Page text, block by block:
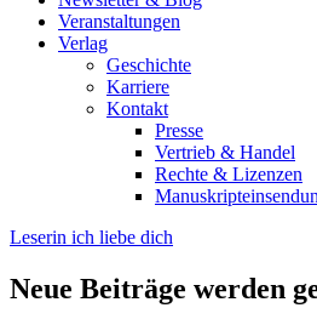
Veranstaltungen
Verlag
Geschichte
Karriere
Kontakt
Presse
Vertrieb & Handel
Rechte & Lizenzen
Leserin ich liebe dich
Neue Beiträge werden